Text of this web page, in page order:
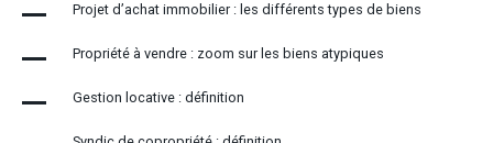
Projet d’achat immobilier : les différents types de biens
Propriété à vendre : zoom sur les biens atypiques
Gestion locative : définition